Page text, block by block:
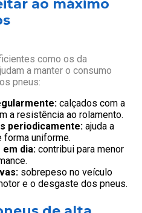
ao máximo
como os da
a manter o consumo
pneus:
calçados com a
a resistência ao rolamento.
periodicamente: ajuda a
uniforme.
em dia: contribui para menor
sobrepeso no veículo
e o desgaste dos pneus.